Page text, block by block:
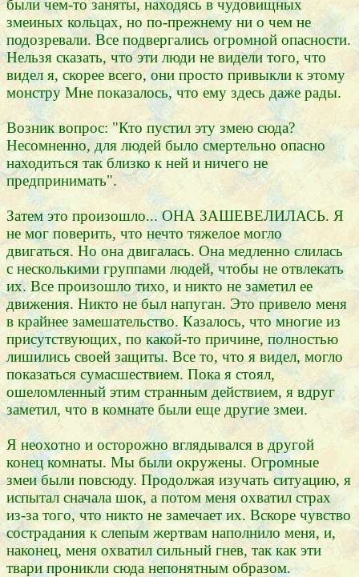
были чем-то заняты, находясь в чудовищных
змеиных кольцах, но по-прежнему ни о чем не
подозревали. Все подвергались огромной опасности.
Нельзя сказать, что эти люди не видели того, что
видел я, скорее всего, они просто привыкли к этому
монстру Мне показалось, что ему здесь даже рады.
Возник вопрос: "Кто пустил эту змею сюда?
Несомненно, для людей было смертельно опасно
находиться так близко к ней и ничего не
предпринимать".
Затем это произошло... ОНА ЗАШЕВЕЛИЛАСЬ. Я
не мог поверить, что нечто тяжелое могло
двигаться. Но она двигалась. Она медленно слилась
с несколькими группами людей, чтобы не отвлекать
их. Все произошло тихо, и никто не заметил ее
движения. Никто не был напуган. Это привело меня
в крайнее замешательство. Казалось, что многие из
присутствующих, по какой-то причине, полностью
лишились своей защиты. Все то, что я видел, могло
показаться сумасшествием. Пока я стоял,
ошеломленный этим странным действием, я вдруг
заметил, что в комнате были еще другие змеи.
Я неохотно и осторожно вглядывался в другой
конец комнаты. Мы были окружены. Огромные
змеи были повсюду. Продолжая изучать ситуацию, я
испытал сначала шок, а потом меня охватил страх
из-за того, что никто не замечает их. Вскоре чувство
сострадания к слепым жертвам наполнило меня, и,
наконец, меня охватил сильный гнев, так как эти
твари проникли сюда непонятным образом.